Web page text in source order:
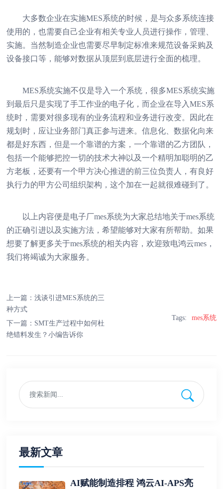
大多数企业在实施MES系统的时候，是与众多系统连接
使用的，也需要自己企业有相关专业人员进行操作，管理、
实施。当然制造企业也需要尽早制定标准来规范设备采购及
设备接口等，能够对数据从顶层到底层进行全面的梳理。
MES系统实施不仅是导入一个系统，很多MES系统实施
到最后只是实现了手工作业的电子化，而企业在导入MES系
统时，需要对很多现有的业务流程和业务进行改变。因此在
规划时，应让业务部门真正参与进来。信息化、数据化向来
都是好东西，但是一个靠谱的方案，一个靠谱的乙方团队，
包括一个能够把控一切的技术大神以及一个精明加聪明的乙
方老板，还要有一个甲方决心推进的前三位负责人，有良好
执行力的甲方公司组织架构，这个加在一起就很难碰到了。
以上内容便是电子厂mes系统为大家总结地关于mes系统
的正确引进以及实施方法，希望能够对大家有所帮助。如果
想要了解更多关于mes系统的相关内容，欢迎致电鸿云mes，
我们将竭诚为大家服务。
上一篇：浅谈引进MES系统的三
种方式
下一篇： SMT生产过程中如何杜
绝错料发生？小编告诉你
Tags: mes系统
最新文章
AI赋能制造排程 鸿云AI-APS亮